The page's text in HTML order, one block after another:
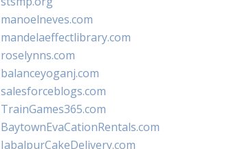
manoelneves.com
mandelaeffectlibrary.com
roselynns.com
balanceyoganj.com
salesforceblogs.com
TrainGames365.com
BaytownEvaCationRentals.com
JabalpurCakeDelivery.com